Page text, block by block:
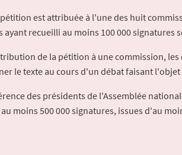
est attribuée à l'une des huit
ayant recueilli au moins 100 000 signatures
de la pétition à une commission,
le texte au cours d'un débat faisant
des présidents de l'Assemblée
moins 500 000 signatures, issues d'au